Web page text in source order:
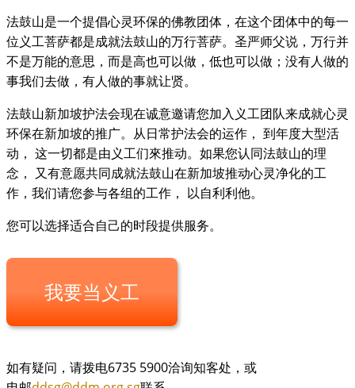
法鼓山是一个提倡心灵环保的佛教团体，在这个团体中的每一
位义工菩萨都是成就法鼓山的万行菩萨。圣严师父说，万行并
不是万能的意思，而是高也可以做，低也可以做；没有人做的
事我们去做，有人做的事就让贤。
法鼓山新加坡护法会现在诚意邀请您加入义工团队来成就心灵
环保在新加坡的推广。从日常护法会的运作， 到年度大型活
动， 这一切都是由义工们來推动。如果您认同法鼓山的理
念， 又有意愿共同成就法鼓山在新加坡推动心灵净化的工
作，我们请您参与各组的工作， 以自利利他。
您可以选择适合自己的时段提供服务。
我要当义工
如有疑问，请拨电6735 5900洽询知客处，或